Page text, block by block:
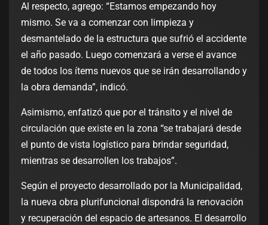
Al respecto, agrego: “Estamos empezando hoy
mismo. Se va a comenzar con limpieza y
desmantelado de la estructura que sufrió el accidente
el año pasado. Luego comenzará a verse el avance
de todos los ítems nuevos que se irán desarrollando y
la obra demanda”, indicó.
Asimismo, enfatizó que por el tránsito y el nivel de
circulación que existe en la zona “se trabajará desde
el punto de vista logístico para brindar seguridad,
mientras se desarrollen los trabajos”.
Según el proyecto desarrollado por la Municipalidad,
la nueva obra plurifuncional dispondrá la renovación
y recuperación del espacio de artesanos. El desarrollo